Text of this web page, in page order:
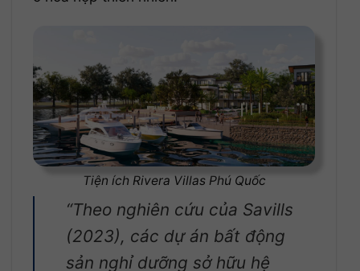
Tiện ích Rivera Villas Phú Quốc
“Theo nghiên cứu của Savills
(2023), các dự án bất động
sản nghỉ dưỡng sở hữu hệ